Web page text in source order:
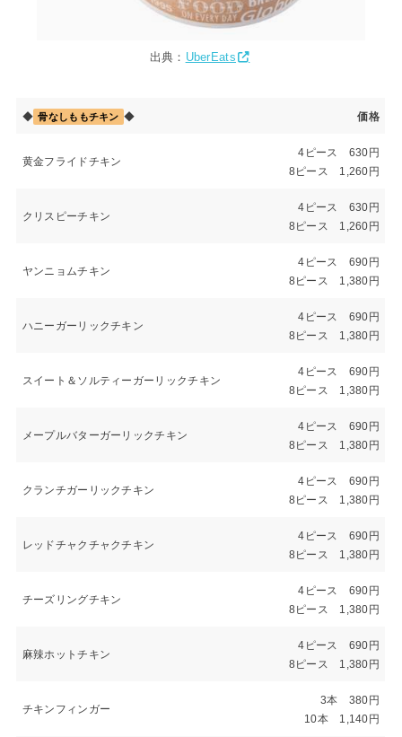
出典： UberEats
◆ 骨なしももチキン ◆ 価格
黄金フライドチキン
4ピース 630円
8ピース 1,260円
クリスピーチキン
4ピース 630円
8ピース 1,260円
ヤンニョムチキン
4ピース 690円
8ピース 1,380円
ハニーガーリックチキン
4ピース 690円
8ピース 1,380円
スイート＆ソルティーガーリックチキン
4ピース 690円
8ピース 1,380円
メープルバターガーリックチキン
4ピース 690円
8ピース 1,380円
クランチガーリックチキン
4ピース 690円
8ピース 1,380円
レッドチャクチャクチキン
4ピース 690円
8ピース 1,380円
チーズリングチキン
4ピース 690円
8ピース 1,380円
麻辣ホットチキン
4ピース 690円
8ピース 1,380円
チキンフィンガー
3本 380円
10本 1,140円